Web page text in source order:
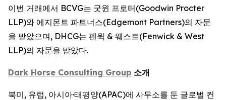
이번 거래에서 BCVG는 굿윈 프로터(Goodwin Procter
LLP)와 에지몬트 파트너스(Edgemont Partners)의 자문
을 받았으며, DHCG는 펜윅 & 웨스트(Fenwick & West
LLP)의 자문을 받았다.
Dark Horse Consulting Group 소개
북미, 유럽, 아시아·태평양(APAC)에 사무소를 둔 글로벌 컨